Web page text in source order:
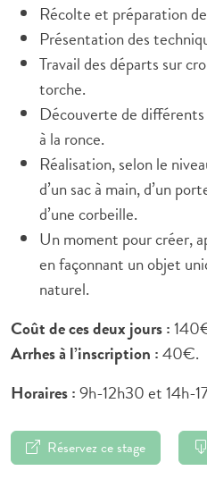
Récolte et préparation
Présentation des
Travail des départs sur
torche.
Découverte de
à la ronce.
Réalisation, selon le
d’un sac à main, d’un
d’une corbeille.
Un moment pour créer,
en façonnant un objet
naturel.
Coût de ces deux jours :
Arrhes à l’inscription :40€.
Horaires :9h-12h30 et 14h-
Réservez ce stage